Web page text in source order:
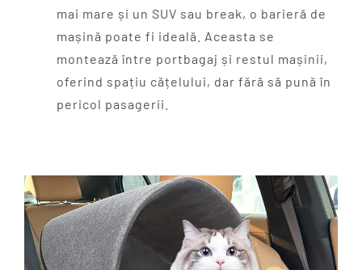
mai mare și un SUV sau break, o barieră de
mașină poate fi ideală. Aceasta se
montează între portbagaj și restul mașinii,
oferind spațiu cățelului, dar fără să pună în
pericol pasagerii.